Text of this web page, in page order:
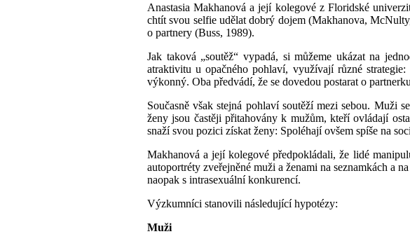
Anastasia Makhanová a její kolegové zFloridské
chtít svou selfie udělat dobrý dojem (Makhanova,
o partnery (Buss, 1989).
Jak taková „soutěž“ vypadá, si můžeme ukázat na
atraktivitu u opačného pohlaví, využívajírůzné
výkonný. Oba předvádí, že se dovedou postarat o
Současně však stejná pohlaví soutěží mezi sebou. Muži
ženy jsou častěji přitahovány k mužům, kteří ovládají
snaží svou pozici získat ženy: Spoléhají ovšem spíše na
Makhanová a její kolegové předpokládali, že lidé
autoportréty zveřejněné muži a ženami na seznamkách a
naopak s intrasexuální konkurencí.
Výzkumníci stanovili následující hypotézy:
Muži